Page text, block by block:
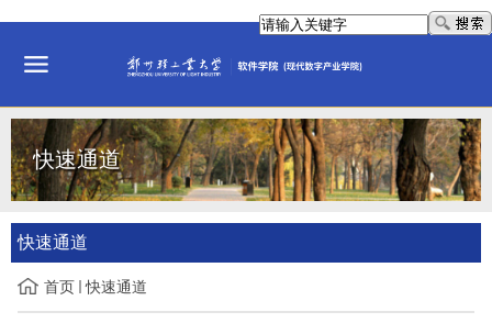
快速通道
快速通道
首页 快速通道